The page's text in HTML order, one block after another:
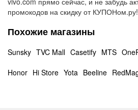
промокодов на скидку от КУПОНом.ру!
Похожие магазины
Sunsky TVC Mall Casetify MTS
Honor Hi Store Yota Beeline